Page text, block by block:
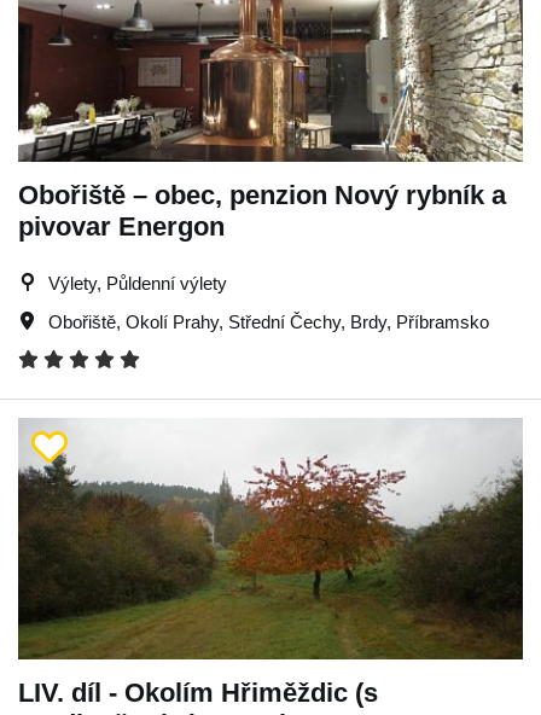
Obořiště – obec, penzion Nový rybník a
pivovar Energon
Výlety, Půldenní výlety
Obořiště, Okolí Prahy, Střední Čechy, Brdy, Příbramsko
LIV. díl - Okolím Hřiměždic (s